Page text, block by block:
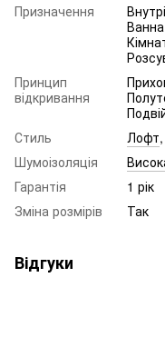
Призначення
Принцип
відкривання
Стиль
Лофт,
Шумоізоляція
Гарантія
1 рік
Зміна розмірів
Так
Відгуки